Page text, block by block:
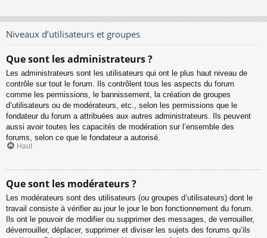
Niveaux d’utilisateurs et groupes
Que sont les administrateurs ?
Les administrateurs sont les utilisateurs qui ont le plus haut niveau de
contrôle sur tout le forum. Ils contrôlent tous les aspects du forum
comme les permissions, le bannissement, la création de groupes
d’utilisateurs ou de modérateurs, etc., selon les permissions que le
fondateur du forum a attribuées aux autres administrateurs. Ils peuvent
aussi avoir toutes les capacités de modération sur l’ensemble des
forums, selon ce que le fondateur a autorisé.
Haut
Que sont les modérateurs ?
Les modérateurs sont des utilisateurs (ou groupes d’utilisateurs) dont le
travail consiste à vérifier au jour le jour le bon fonctionnement du forum.
Ils ont le pouvoir de modifier ou supprimer des messages, de verrouiller,
déverrouiller, déplacer, supprimer et diviser les sujets des forums qu’ils